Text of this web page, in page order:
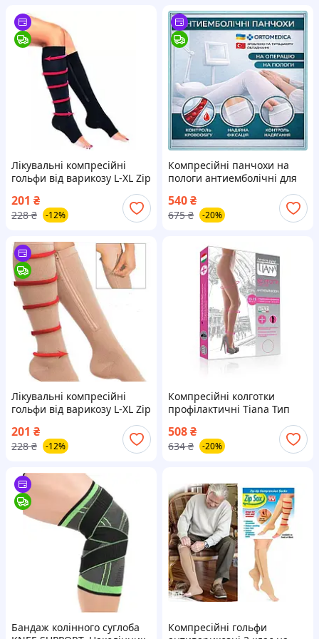
Лікувальні компресійні
гольфи від варикозу L-XL Zip
201 ₴
228 ₴ -12%
Компресійні панчохи на
пологи антиемболічні для
тромбоутворення розмір 4
(L) (13-18 мм.рт.ст.) Aurafix
540₴
675 ₴ -20%
Лікувальні компресійні
гольфи від варикозу L-XL Zip
201 ₴
228 ₴ -12%
Компресійні колготки
профілактичні Tiana Тип
508₴
634 ₴ -20%
Бандаж колінного суглоба
Компресійні гольфи